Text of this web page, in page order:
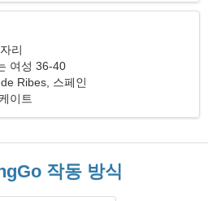
리
여성 36-40
Ribes, 스페인
이트
작동 방식